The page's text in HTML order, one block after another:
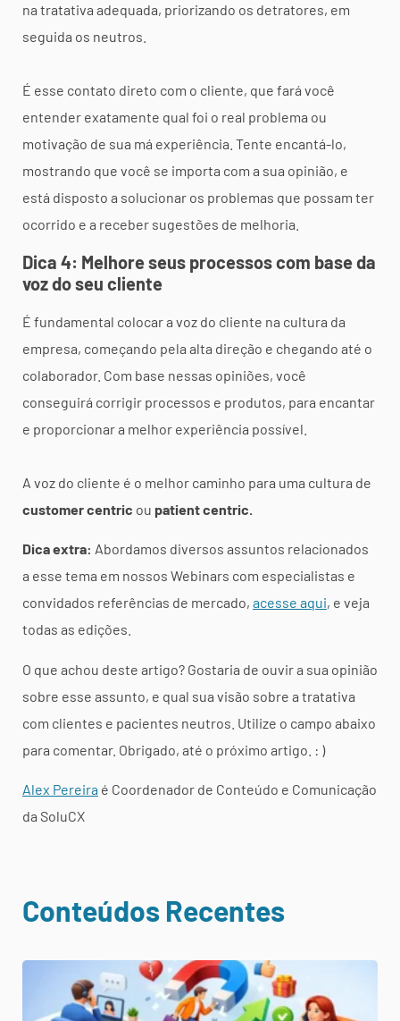
na tratativa adequada, priorizando os detratores, em
seguida os neutros.
É esse contato direto com o cliente, que fará você
entender exatamente qual foi o real problema ou
motivação de sua má experiência. Tente encantá-lo,
mostrando que você se importa com a sua opinião, e
está disposto a solucionar os problemas que possam ter
ocorrido e a receber sugestões de melhoria.
Dica 4: Melhore seus processos com base da
voz do seu cliente
É fundamental colocar a voz do cliente na cultura da
empresa, começando pela alta direção e chegando até o
colaborador. Com base nessas opiniões, você
conseguirá corrigir processos e produtos, para encantar
e proporcionar a melhor experiência possível.
A voz do cliente é o melhor caminho para uma cultura de
customer centric ou patient centric.
Dica extra: Abordamos diversos assuntos relacionados
a esse tema em nossos Webinars com especialistas e
convidados referências de mercado, acesse aqui, e veja
todas as edições.
O que achou deste artigo? Gostaria de ouvir a sua opinião
sobre esse assunto, e qual sua visão sobre a tratativa
com clientes e pacientes neutros. Utilize o campo abaixo
para comentar. Obrigado, até o próximo artigo. : )
Alex Pereira é Coordenador de Conteúdo e Comunicação
da SoluCX
Conteúdos Recentes